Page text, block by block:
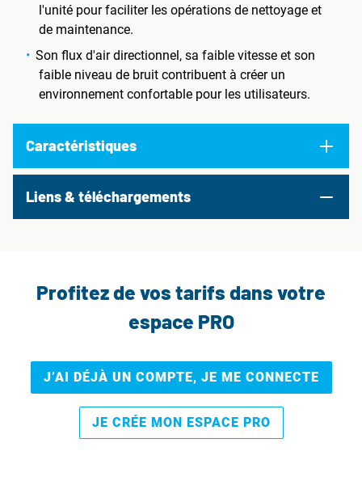
l'unité pour faciliter les opérations de nettoyage et
de maintenance.
Son flux d'air directionnel, sa faible vitesse et son
faible niveau de bruit contribuent à créer un
environnement confortable pour les utilisateurs.
Caractéristiques
Liens & téléchargements
Profitez de vos tarifs dans votre
espace PRO
J’AI DÉJÀ UN COMPTE, JE ME CONNECTE
JE CRÉE MON ESPACE PRO